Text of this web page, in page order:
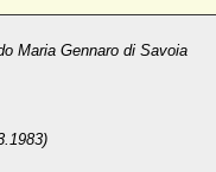
Maria Gennaro di Savoia